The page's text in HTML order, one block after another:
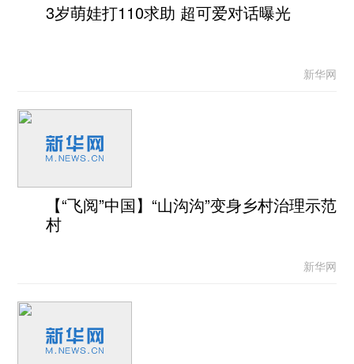
3岁萌娃打110求助 超可爱对话曝光
新华网
【“飞阅”中国】“山沟沟”变身乡村治理示范
村
新华网